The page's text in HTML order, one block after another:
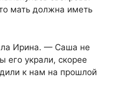
мать должна иметь
Ирина. — Саша не
его украли, скорее
к нам на прошлой